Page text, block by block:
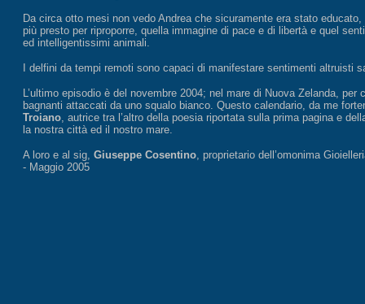
Da circa otto mesi non vedo Andrea che sicuramente era stato
più presto per riproporre, quella immagine di pace e di libertà e quel
ed intelligentissimi animali.
I delfini da tempi remoti sono capaci di manifestare sentimenti altruisti
L’ultimo episodio è del novembre 2004; nel mare di Nuova Zelanda,
bagnanti attaccati da uno squalo bianco. Questo calendario, da me
Troiano, autrice tra l’altro della poesia riportata sulla prima pagina e
la nostra città ed il nostro mare.
A loro e al sig, Giuseppe Cosentino, proprietario dell’omonima
- Maggio 2005